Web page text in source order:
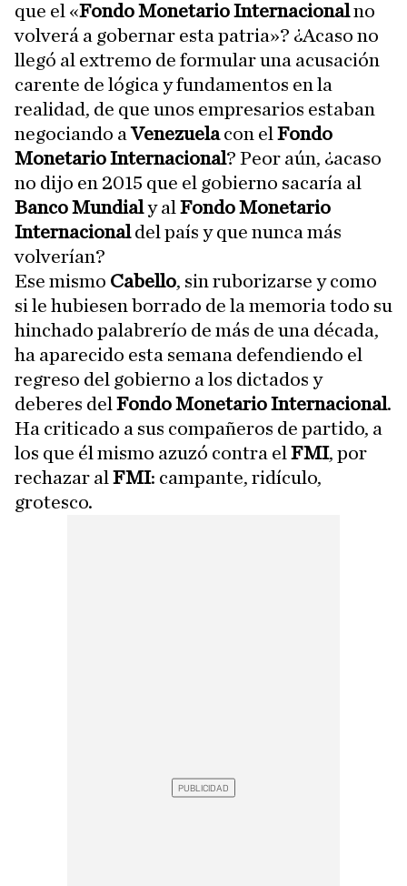
que el «Fondo Monetario Internacionalno
volverá a gobernar esta patria»? ¿Acaso no
llegó al extremo de formular una acusación
carente de lógica y fundamentos en la
realidad, de que unos empresarios estaban
negociando aVenezuelacon el Fondo
Monetario Internacional? Peor aún, ¿acaso
no dijo en 2015 que el gobierno sacaría al
Banco Mundialy al Fondo Monetario
Internacionaldel país y que nunca más
volverían?
Ese mismo Cabello, sin ruborizarse y como
si le hubiesen borrado de la memoria todo su
hinchado palabrerío de más de una década,
ha aparecido esta semana defendiendo el
regreso del gobierno a los dictados y
deberes del Fondo Monetario Internacional.
Ha criticado a sus compañeros de partido, a
los que él mismo azuzó contra el FMI, por
rechazar al FMI: campante, ridículo,
grotesco.